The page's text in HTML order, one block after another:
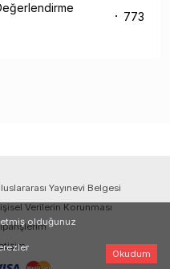
773
Yayınevi Belgesi
Verilerin Korunması
olduğunuz
Okudum